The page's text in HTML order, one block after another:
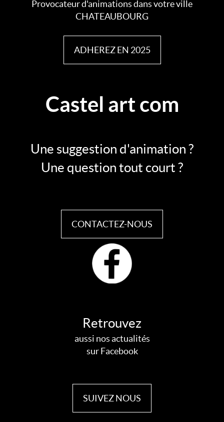
Provocateur d'animations dans votre ville
CHATEAUBOURG
ADHEREZ EN 2025
Castel art com
Une suggestion d'animation ?
Une question tout court ?
CONTACTEZ-NOUS
Retrouvez
aussi nos actualités
sur Facebook
SUIVEZ NOUS